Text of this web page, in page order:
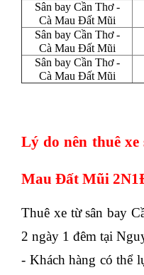
Sân bay Cần Thơ -
Cà Mau Đất Mũi
Sân bay Cần Thơ -
Cà Mau Đất Mũi
Sân bay Cần Thơ -
Cà Mau Đất Mũi
Lý do nên thuê
Mau Đất Mũi
Thuê xe từ sân bay
2 ngày 1 đêm tại
- Khách hàng có thể